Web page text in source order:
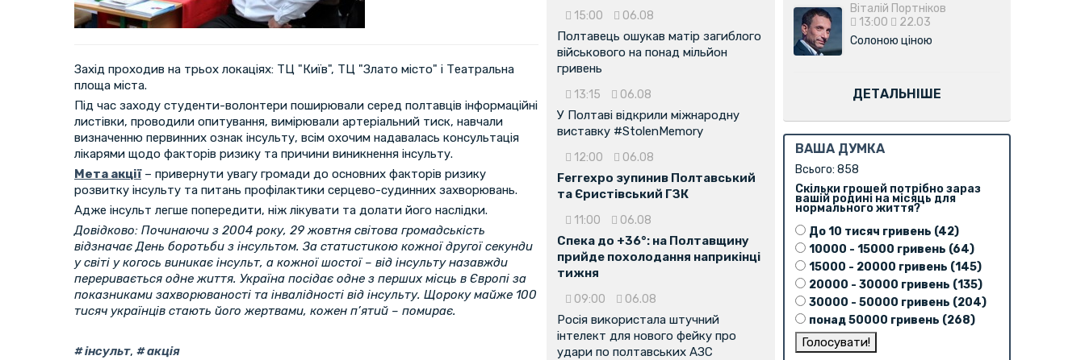
Захід проходив на трьох локаціях: ТЦ "Київ", ТЦ "Злато місто" і Театральна
площа міста.
Під час заходу студенти-волонтери поширювали серед полтавців інформаційні
листівки, проводили опитування, вимірювали артеріальний тиск, навчали
визначенню первинних ознак інсульту, всім охочим надавалась консультація
лікарями щодо факторів ризику та причини виникнення інсульту.
Мета акції– привернути увагу громади до основних факторів ризику
розвитку інсульту та питань профілактики серцево-судинних захворювань.
Адже інсульт легше попередити, ніж лікувати та долати його наслідки.
Довідково: Починаючи з 2004 року, 29 жовтня світова громадськість
відзначає День боротьби з інсультом. За статистикою кожної другої секунди
у світі у когось виникає інсульт, а кожної шостої – від інсульту назавжди
переривається одне життя. Україна посідає одне з перших місць в Європі за
показниками захворюваності та інвалідності від інсульту. Щороку майже 100
тисяч українців стають його жертвами, кожен п’ятий – помирає.
інсульт, акція
15:00 06.08
Полтавець ошукав матір загиблого
військового на понад мільйон
гривень
13:15 06.08
У Полтаві відкрили міжнародну
виставку #StolenMemory
12:00 06.08
Ferrexpo зупинив Полтавський
та Єристівський ГЗК
11:00 06.08
Спека до +36°: на Полтавщину
прийде похолодання наприкінці
тижня
09:00 06.08
Росія використала штучний
інтелект для нового фейку про
удари по полтавських АЗС
Віталій Портніков
13:00
22.03
Солоною ціною
ДЕТАЛЬНІШЕ
ВАША ДУМКА
Всього: 858
Скільки грошей потрібно зараз
вашій родині на місяць для
нормального життя?
До 10 тисяч гривень (42)
10000 - 15000 гривень (64)
15000 - 20000 гривень (145)
20000 - 30000 гривень (135)
30000 - 50000 гривень (204)
понад 50000 гривень (268)